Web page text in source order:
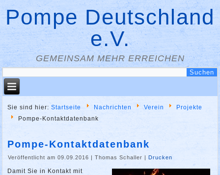
Pompe Deutschland
e.V.
GEMEINSAM MEHR ERREICHEN
Sie sind hier:Startseite Nachrichten Verein
Projekte
Pompe-Kontaktdatenbank
Pompe-Kontaktdatenbank
Veröffentlicht am 09.09.2016 |Thomas Schaller |Drucken
Damit Sie in Kontakt mit